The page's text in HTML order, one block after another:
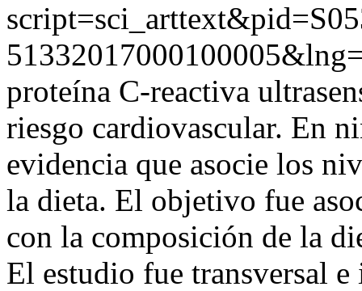
proteína C-reactiva
riesgo cardiovascular. En
evidencia que asocie los
la dieta. El objetivo fue
con la composición de la
El estudio fue transversal